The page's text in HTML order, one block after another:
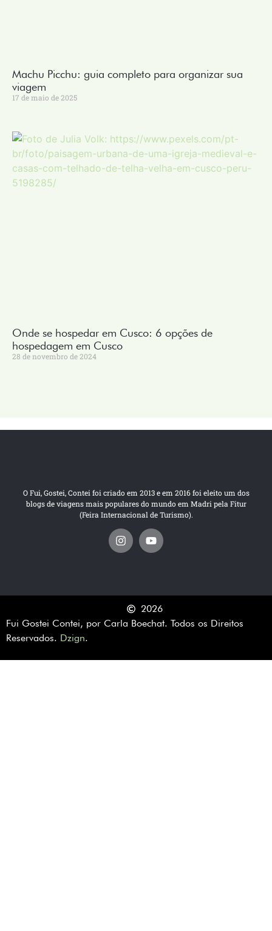
Machu Picchu: guia completo para organizar sua
viagem
17 de maio de 2025
Onde se hospedar em Cusco: 6 opções de
hospedagem em Cusco
28 de novembro de 2024
O Fui, Gostei, Contei foi criado em 2013 e em 2016 foi eleito um dos
blogs de viagens mais populares do mundo em Madri pela Fitur
(Feira Internacional de Turismo).
2026
Fui Gostei Contei, por Carla Boechat. Todos os Direitos
Reservados. Dzign.